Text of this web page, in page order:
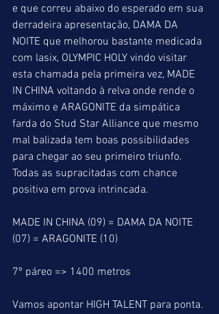
e que correu abaixo do esperado em sua
derradeira apresentação, DAMA DA
NOITE que melhorou bastante medicada
com lasix, OLYMPIC HOLY vindo visitar
esta chamada pela primeira vez, MADE
IN CHINA voltando à relva onde rende o
máximo e ARAGONITE da simpática
farda do Stud Star Alliance que mesmo
mal balizada tem boas possibilidades
para chegar ao seu primeiro triunfo.
Todas as supracitadas com chance
positiva em prova intrincada.
MADE IN CHINA (09) = DAMA DA NOITE
(07) = ARAGONITE (10)
7º páreo => 1400 metros
Vamos apontar HIGH TALENT para ponta.